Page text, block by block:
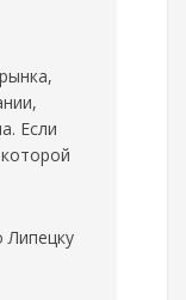
Если
Липецку